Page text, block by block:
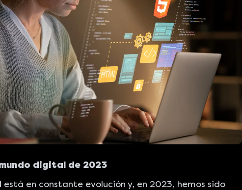
digital de 2023
en constante evolución y, en 2023, hemos sido